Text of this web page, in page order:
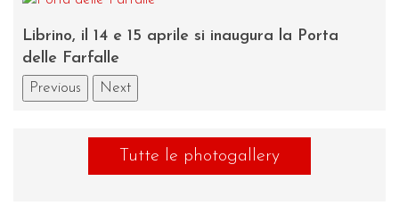
Librino, il 14 e 15 aprile si inaugura la Porta
delle Farfalle
Previous Next
Tutte le photogallery